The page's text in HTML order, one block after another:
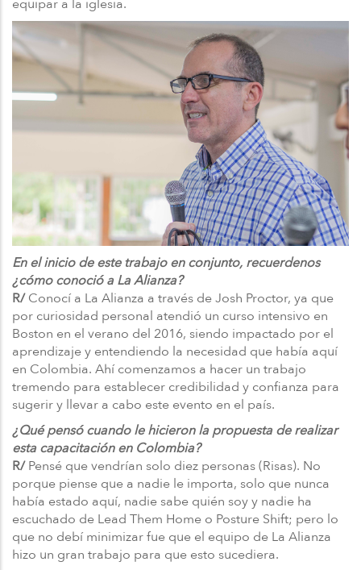
equipar a la iglesia.
En el inicio de este trabajo en conjunto, recuerdenos
¿cómo conoció a La Alianza?
R/Conocí a La Alianza a través de Josh Proctor, ya que
por curiosidad personal atendió un curso intensivo en
Boston en el verano del 2016, siendo impactado por el
aprendizaje y entendiendo la necesidad que había aquí
en Colombia. Ahí comenzamos a hacer un trabajo
tremendo para establecer credibilidad y confianza para
sugerir y llevar a cabo este evento en el país.
¿Qué pensó cuando le hicieron la propuesta de realizar
esta capacitación en Colombia?
R/Pensé que vendrían solo diez personas (Risas). No
porque piense que a nadie le importa, solo que nunca
había estado aquí, nadie sabe quién soy y nadie ha
escuchado de Lead Them Home o Posture Shift; pero lo
que no debí minimizar fue que el equipo de La Alianza
hizo un gran trabajo para que esto sucediera.